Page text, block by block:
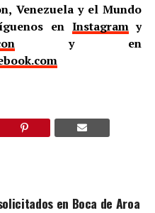
Venezuela y el Mundo
en Instagramy
y en
en Boca de Aroa